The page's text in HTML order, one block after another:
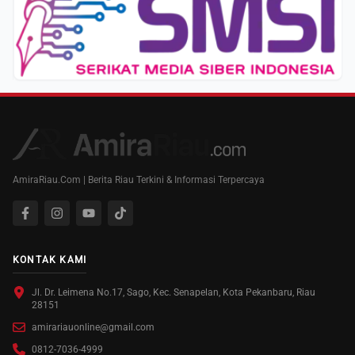
AmiraRiau.Com | Berita Riau Terkini & Informasi Terpercaya
KONTAK KAMI
Jl. Dr. Leimena No.17, Sago, Kec. Senapelan, Kota Pekanbaru, Riau
28151
amirariauonline@gmail.com
0812-7036-4999